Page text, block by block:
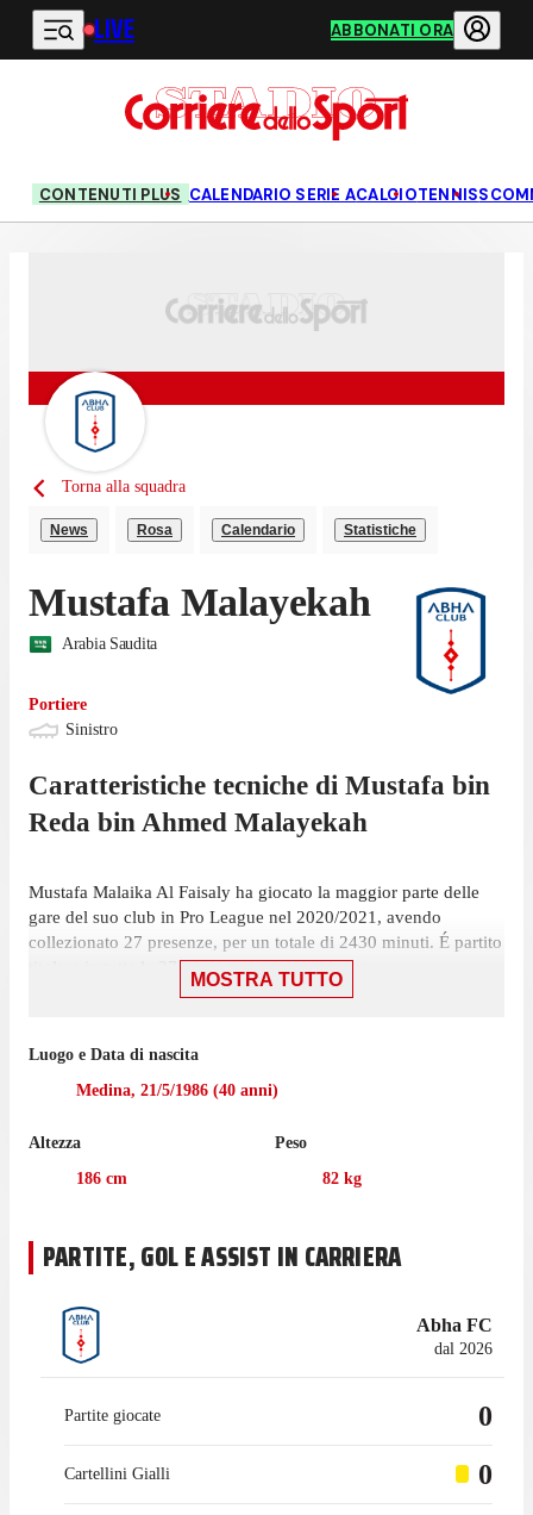
Vai al contenuto principale
LIVE ABBONATI ORA
CONTENUTI PLUS CALENDARIO SERIE ACALCIOTENNIS
Torna alla squadra
News Rosa Calendario Statistiche
Mustafa Malayekah
Arabia Saudita
Portiere
Sinistro
Caratteristiche tecniche di Mustafa bin
Reda bin Ahmed Malayekah
Mustafa Malaika Al Faisaly ha giocato la maggior parte delle
gare del suo club in Pro League nel 2020/2021, avendo
collezionato 27 presenze, per un totale di 2430 minuti. É partito
titolare in tutte le 27 presenze, su 30 giornate.
giocato 90 minuti. Ha mantenuto 4 volte la porta inviolata in
questa stagione. Ha ricevuto 4 cartellini gialli.
in 28 partite con Al Faisaly, gare in cui ha realizzato 1 gol.
MOSTRA TUTTO
Luogo e Data di nascita
Medina, 21/5/1986 (40 anni)
Altezza
186 cm
Peso
82 kg
PARTITE, GOL E ASSIST IN CARRIERA
Abha FC
dal 2026
Partite giocate 0
Cartellini Gialli 0